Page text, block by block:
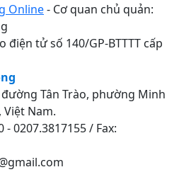
Online- Cơ quan chủ quản:
điện tử số 140/GP-BTTTT cấp
đường Tân Trào, phường Minh
Việt Nam.
0207.3817155 / Fax: